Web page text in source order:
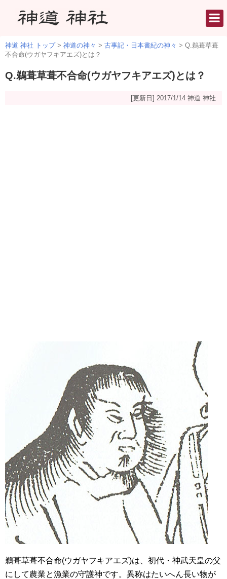
神道 神社 トップ> 神道の神々 > 古事記・日本書紀の神々 > Q.鵜葺草葺
不合命(ウガヤフキアエズ)とは？
Q.鵜葺草葺不合命(ウガヤフキアエズ)とは？
[更新日] 2017/1/14 神道 神社
鵜葺草葺不合命(ウガヤフキアエズ)は、初代・神武天皇の父
にして農業と漁業の守護神です。異称はたいへん長い物が